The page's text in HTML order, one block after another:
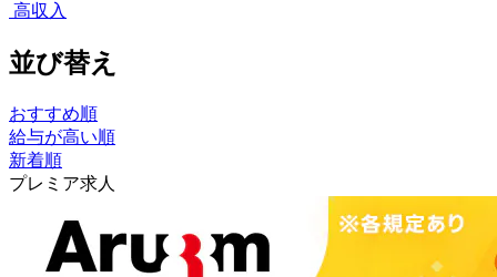
高収入
並び替え
おすすめ順
給与が高い順
新着順
プレミア求人